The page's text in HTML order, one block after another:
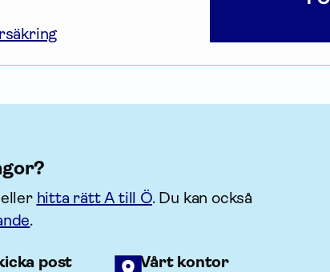
eller hitta rätt A till Ö. Du kan också
.
post
Vårt kontor